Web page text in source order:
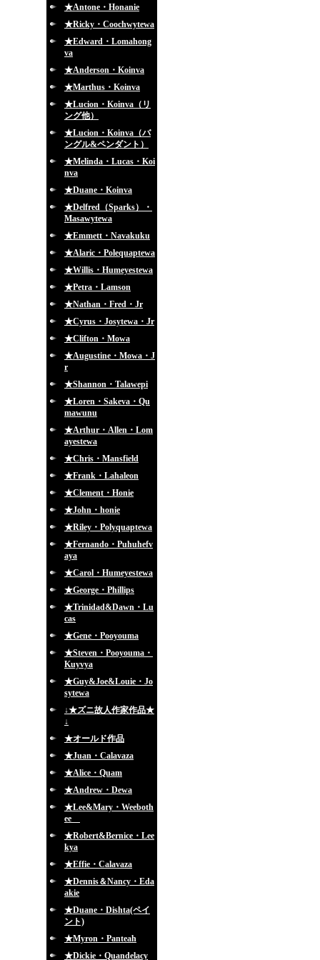
★Antone・Honanie
★Ricky・Coochwytewa
★Edward・Lomahong
va
★Anderson・Koinva
★Marthus・Koinva
★Lucion・Koinva（リ
ング他）
★Lucion・Koinva（バ
ングル&ペンダント）
★Melinda・Lucas・Koi
nva
★Duane・Koinva
★Delfred（Sparks）・
Masawytewa
★Emmett・Navakuku
★Alaric・Polequaptewa
★Willis・Humeyestewa
★Petra・Lamson
★Nathan・Fred・Jr
★Cyrus・Josytewa・Jr
★Clifton・Mowa
★Augustine・Mowa・J
r
★Shannon・Talawepi
★Loren・Sakeva・Qu
mawunu
★Arthur・Allen・Lom
ayestewa
★Chris・Mansfield
★Frank・Lahaleon
★Clement・Honie
★John・honie
★Riley・Polyquaptewa
★Fernando・Puhuhefv
aya
★Carol・Humeyestewa
★George・Phillips
★Trinidad&Dawn・Lu
cas
★Gene・Pooyouma
★Steven・Pooyouma・
Kuyvya
★Guy&Joe&Louie・Jo
sytewa
↓★ズニ故人作家作品★
↓
★オールド作品
★Juan・Calavaza
★Alice・Quam
★Andrew・Dewa
★Lee&Mary・Weeboth
ee
★Robert&Bernice・Lee
kya
★Effie・Calavaza
★Dennis＆Nancy・Eda
akie
★Duane・Dishta(ペイ
ント)
★Myron・Panteah
★Dickie・Quandelacy